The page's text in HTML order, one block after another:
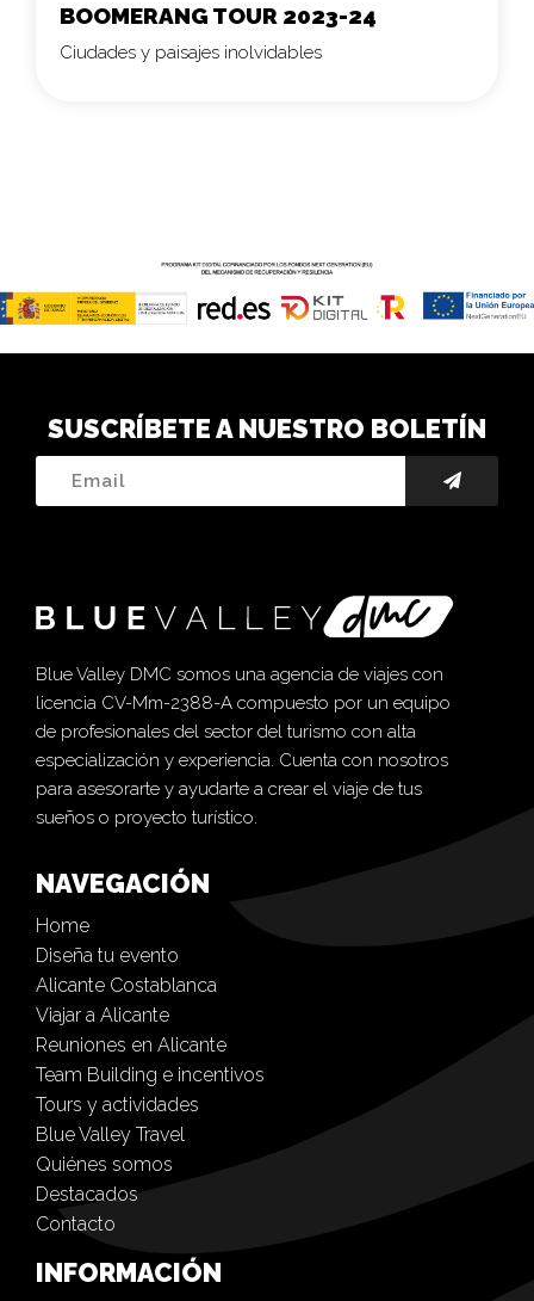
BOOMERANG TOUR 2023-24
Ciudades y paisajes inolvidables
SUSCRÍBETE A NUESTRO BOLETÍN
Blue Valley DMC somos una agencia de viajes con
licencia CV-Mm-2388-A compuesto por un equipo
de profesionales del sector del turismo con alta
especialización y experiencia. Cuenta con nosotros
para asesorarte y ayudarte a crear el viaje de tus
sueños o proyecto turístico.
NAVEGACIÓN
Home
Diseña tu evento
Alicante Costablanca
Viajar a Alicante
Reuniones en Alicante
Team Building e incentivos
Tours y actividades
Blue Valley Travel
Quiénes somos
Destacados
Contacto
INFORMACIÓN